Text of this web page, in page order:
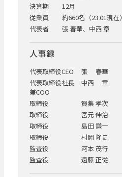
決算期
12月
従業員
約660名（23.01現在）
代表者
張 春華、中西 章
人事録
代表取締役CEO
張 春華
代表取締役社長
兼COO
中西 章
取締役
賀集 孝次
取締役
宮元 伸治
取締役
島田 謙一
取締役
村岡 隆史
監査役
河本 茂行
監査役
遠藤 正從